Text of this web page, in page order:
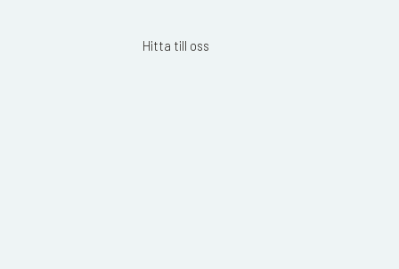
Hitta till oss